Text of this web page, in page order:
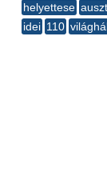
helyettese
idei 110